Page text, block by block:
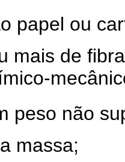
papel ou
mais de
peso não
massa;